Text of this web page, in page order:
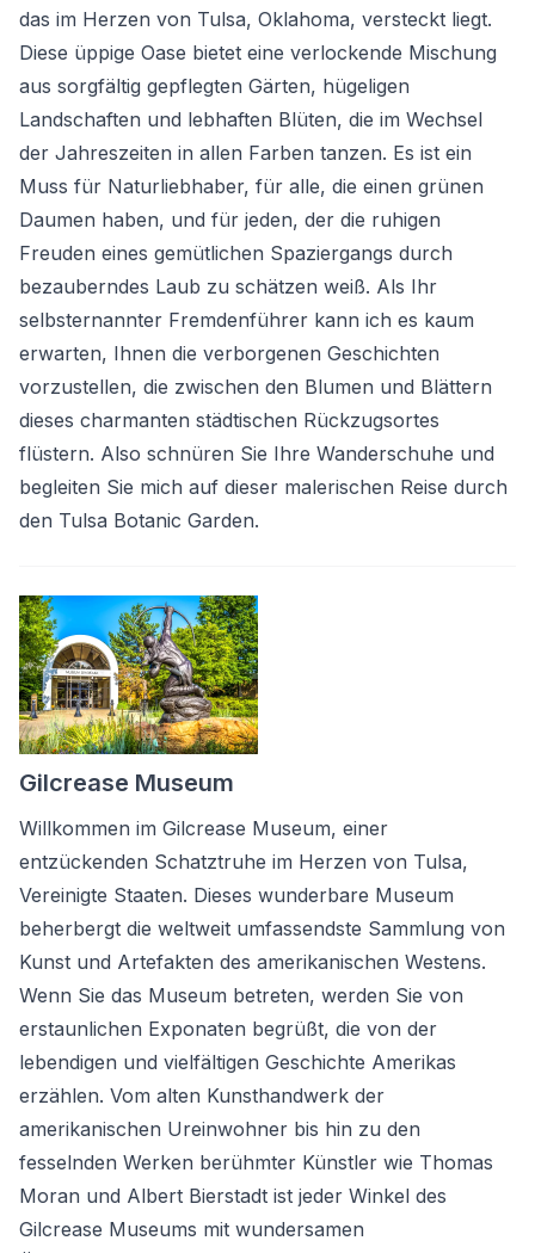
das im Herzen von Tulsa, Oklahoma, versteckt liegt.
Diese üppige Oase bietet eine verlockende Mischung
aus sorgfältig gepflegten Gärten, hügeligen
Landschaften und lebhaften Blüten, die im Wechsel
der Jahreszeiten in allen Farben tanzen. Es ist ein
Muss für Naturliebhaber, für alle, die einen grünen
Daumen haben, und für jeden, der die ruhigen
Freuden eines gemütlichen Spaziergangs durch
bezauberndes Laub zu schätzen weiß. Als Ihr
selbsternannter Fremdenführer kann ich es kaum
erwarten, Ihnen die verborgenen Geschichten
vorzustellen, die zwischen den Blumen und Blättern
dieses charmanten städtischen Rückzugsortes
flüstern. Also schnüren Sie Ihre Wanderschuhe und
begleiten Sie mich auf dieser malerischen Reise durch
den Tulsa Botanic Garden.
Gilcrease Museum
Willkommen im Gilcrease Museum, einer
entzückenden Schatztruhe im Herzen von Tulsa,
Vereinigte Staaten. Dieses wunderbare Museum
beherbergt die weltweit umfassendste Sammlung von
Kunst und Artefakten des amerikanischen Westens.
Wenn Sie das Museum betreten, werden Sie von
erstaunlichen Exponaten begrüßt, die von der
lebendigen und vielfältigen Geschichte Amerikas
erzählen. Vom alten Kunsthandwerk der
amerikanischen Ureinwohner bis hin zu den
fesselnden Werken berühmter Künstler wie Thomas
Moran und Albert Bierstadt ist jeder Winkel des
Gilcrease Museums mit wundersamen